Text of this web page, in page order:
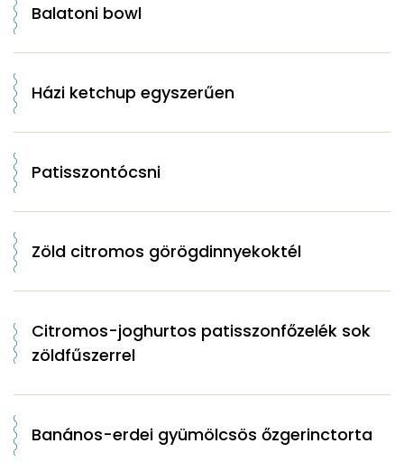
Balatoni bowl
Házi ketchup egyszerűen
Patisszontócsni
Zöld citromos görögdinnyekoktél
Citromos-joghurtos patisszonfőzelék sok
zöldfűszerrel
Banános-erdei gyümölcsös őzgerinctorta